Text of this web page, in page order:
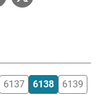
6137 6138
6139